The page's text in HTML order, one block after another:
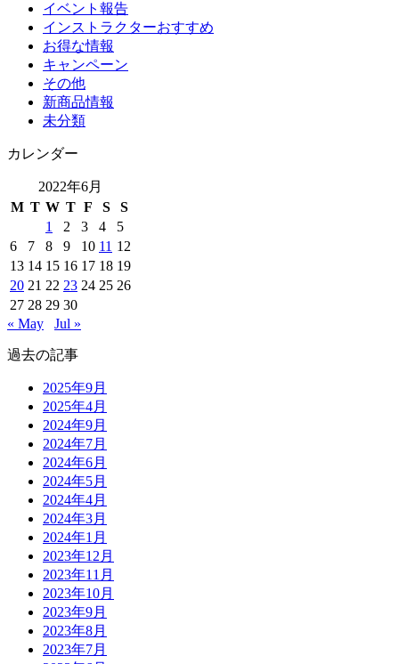
イベント報告
インストラクターおすすめ
お得な情報
キャンペーン
その他
新商品情報
未分類
カレンダー
2022年6月
M T W T F S
S
1
2 3 4
5
6
7 8 9 10 11 12
13 14 15 16 17 18 19
20 21 22 23 24 25 26
27 28 29 30
« May
Jul »
過去の記事
2025年9月
2025年4月
2024年9月
2024年7月
2024年6月
2024年5月
2024年4月
2024年3月
2024年1月
2023年12月
2023年11月
2023年10月
2023年9月
2023年8月
2023年7月